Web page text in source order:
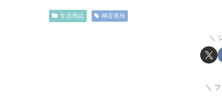
生活用品 桐谷美玲